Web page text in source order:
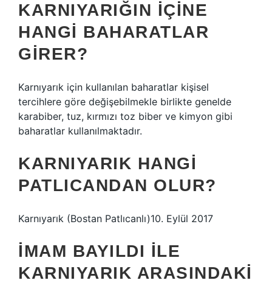
KARNIYARIĞIN IÇINE
HANGI BAHARATLAR
GIRER?
Karnıyarık için kullanılan baharatlar kişisel
tercihlere göre değişebilmekle birlikte genelde
karabiber, tuz, kırmızı toz biber ve kimyon gibi
baharatlar kullanılmaktadır.
KARNIYARIK HANGI
PATLICANDAN OLUR?
Karnıyarık (Bostan Patlıcanlı)10. Eylül 2017
İMAM BAYILDI ILE
KARNIYARIK ARASINDAKI